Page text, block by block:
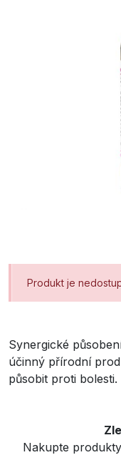
Produkt je
Synergické
účinný přírodní
působit proti bolesti.
Nakupte